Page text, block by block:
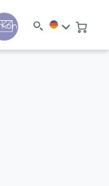
Kontakt